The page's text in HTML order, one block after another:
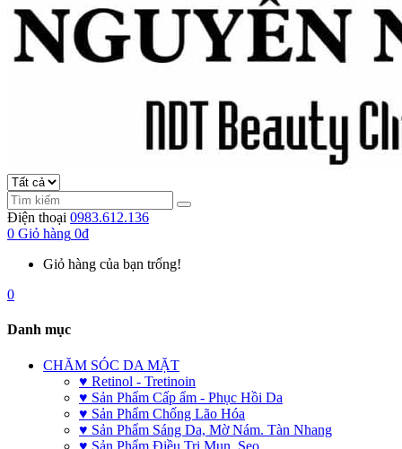
Điện thoại 0983.612.136
0 Giỏ hàng 0đ
Giỏ hàng của bạn trống!
0
Danh mục
CHĂM SÓC DA MẶT
♥ Retinol - Tretinoin
♥ Sản Phẩm Cấp ẩm - Phục Hồi Da
♥ Sản Phẩm Chống Lão Hóa
♥ Sản Phẩm Sáng Da, Mờ Nám. Tàn Nhang
♥ Sản Phẩm Điều Trị Mụn, Sẹo